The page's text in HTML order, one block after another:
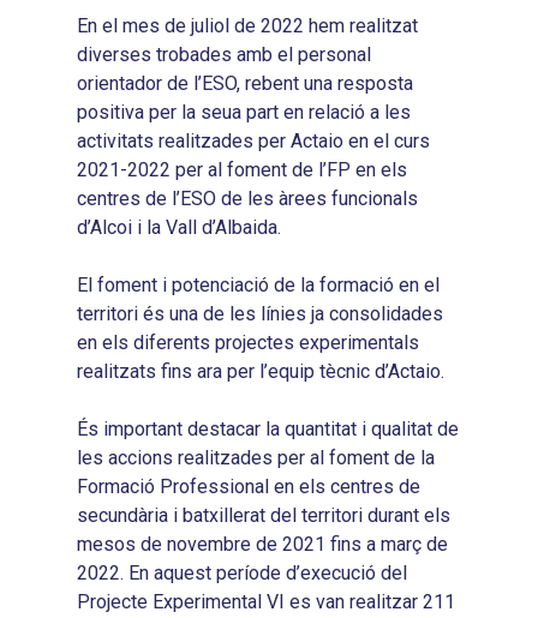
En el mes de juliol de 2022 hem realitzat
diverses trobades amb el personal
orientador de l’ESO, rebent una resposta
positiva per la seua part en relació a les
activitats realitzades per Actaio en el curs
2021-2022 per al foment de l’FP en els
centres de l’ESO de les àrees funcionals
d’Alcoi i la Vall d’Albaida.
El foment i potenciació de la formació en el
territori és una de les línies ja consolidades
en els diferents projectes experimentals
realitzats fins ara per l’equip tècnic d’Actaio.
És important destacar la quantitat i qualitat de
les accions realitzades per al foment de la
Formació Professional en els centres de
secundària i batxillerat del territori durant els
mesos de novembre de 2021 fins a març de
2022. En aquest període d’execució del
Projecte Experimental VI es van realitzar 211